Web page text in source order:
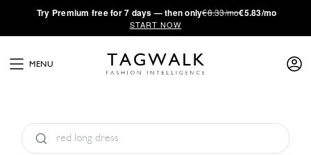
·Try Premium free for 7 days — then only€8.33/mo€5.83/mo
START NOW
MENU